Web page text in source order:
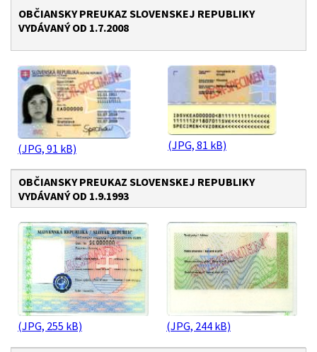
OBČIANSKY PREUKAZ SLOVENSKEJ REPUBLIKY
VYDÁVANÝ OD 1.7.2008
(JPG, 91 kB) (JPG, 81 kB)
OBČIANSKY PREUKAZ SLOVENSKEJ REPUBLIKY
VYDÁVANÝ OD 1.9.1993
(JPG, 255 kB) (JPG, 244 kB)